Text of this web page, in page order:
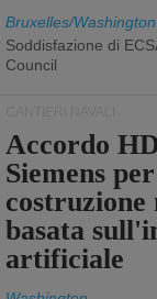
Bruxelles/Washington
Soddisfazione di
Council
Accordo
Siemens
costruzione
basata
artificiale